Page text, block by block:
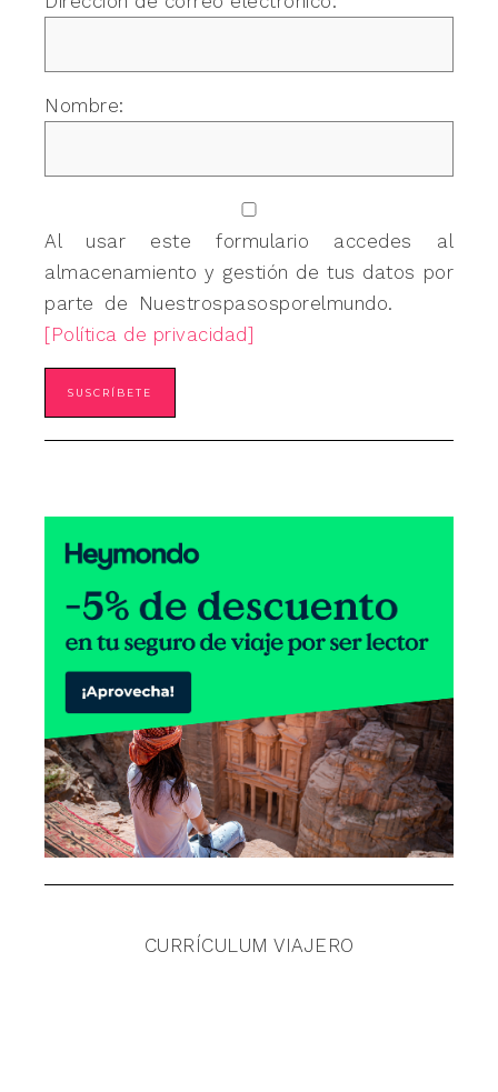
Nombre:
Al usar este formulario accedes al
almacenamiento y gestión de tus datos por
parte de Nuestrospasosporelmundo.
[Política de privacidad]
CURRÍCULUM VIAJERO